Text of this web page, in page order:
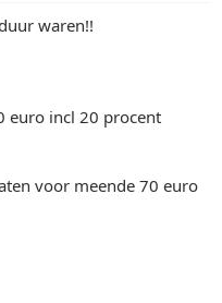
waren!!
euro incl 20 procent
voor meende 70 euro